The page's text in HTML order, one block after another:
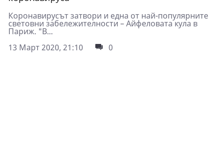
Коронавирусът затвори и една от най-популярните
световни забележителности – Айфеловата кула в
Париж. "В...
13 Март 2020, 21:10
0